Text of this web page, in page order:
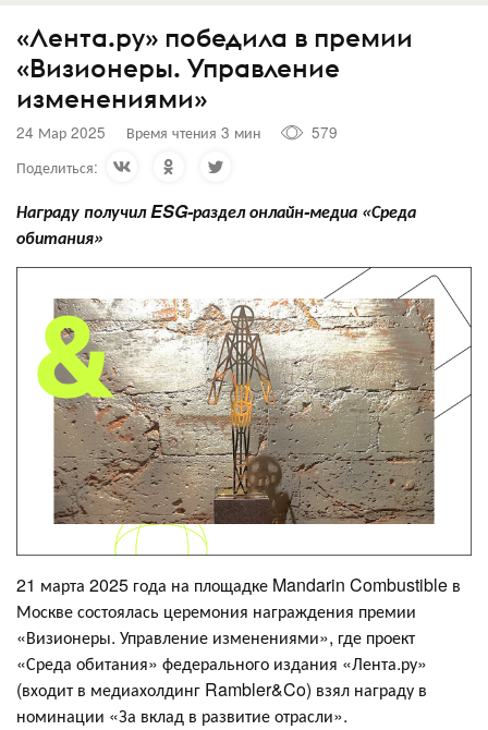
«Лента.ру» победила в премии
«Визионеры. Управление
изменениями»
24 Мар 2025 Время чтения 3 мин
579
Поделиться:
Награду получил ESG-раздел онлайн-медиа «Среда
обитания»
21 марта 2025 года на площадке Mandarin Combustible в
Москве состоялась церемония награждения премии
«Визионеры. Управление изменениями», где проект
«Среда обитания» федерального издания «Лента.ру»
(входит в медиахолдинг Rambler&Co) взял награду в
номинации «За вклад в развитие отрасли».